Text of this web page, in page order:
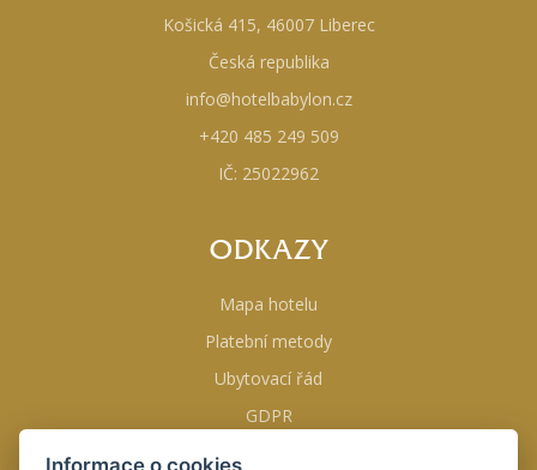
Košická 415, 46007 Liberec
Česká republika
info@hotelbabylon.cz
+420 485 249 509
IČ: 25022962
ODKAZY
Mapa hotelu
Platební metody
Ubytovací řád
GDPR
Obchodní podmínky
Informace o cookies